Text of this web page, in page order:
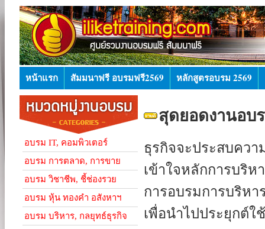
หน้าแรก สัมมนาฟรี อบรมฟรี2569 หลักสูตรอบรม 2569
อบรม IT, คอมพิวเตอร์
อบรม การตลาด, การขาย
อบรม วิชาชีพ, ชี้ช่องรวย
อบรม หุ้น ทองคำ อสังหาฯ
อบรม บริหาร, กลยุทธ์ธุรกิจ
สุดยอดงานอบ
ธุรกิจจะประสบควา
เข้าใจหลักการบริห
การอบรมการบริหา
เพื่อนำไปประยุกต์ใ